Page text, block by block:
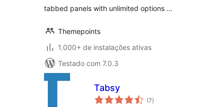
tabbed panels with unlimited options …
Themepoints
1.000+ de instalações ativas
Testado com 7.0.3
Tabsy
(7total
de
)